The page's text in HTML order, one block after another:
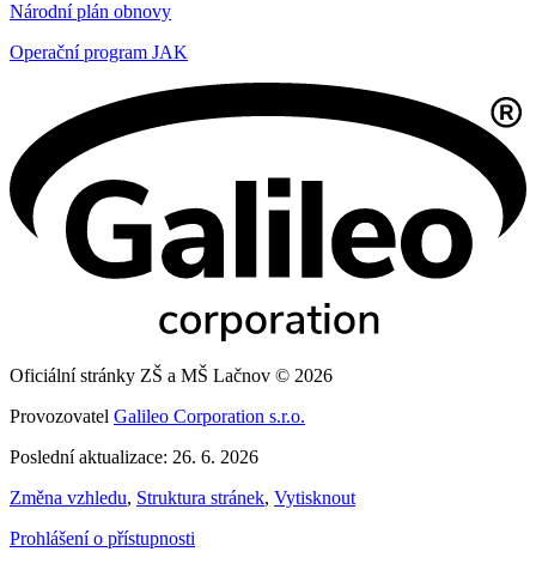
Národní plán obnovy
Operační program JAK
Oficiální stránky ZŠ a MŠ Lačnov © 2026
Provozovatel Galileo Corporation s.r.o.
Poslední aktualizace: 26. 6. 2026
Změna vzhledu, Struktura stránek, Vytisknout
Prohlášení o přístupnosti